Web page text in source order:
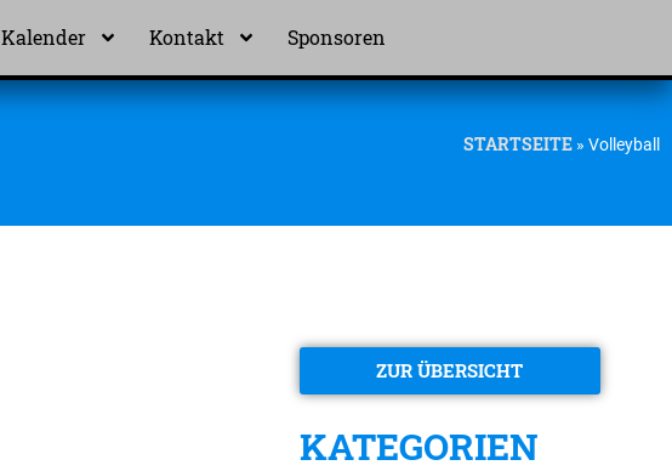
Kalender Kontakt Sponsoren
STARTSEITE » Volleyball
ZUR ÜBERSICHT
KATEGORIEN